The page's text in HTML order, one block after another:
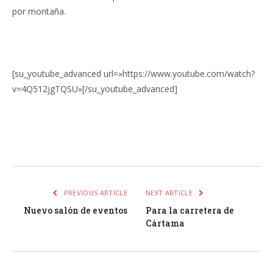
por montaña.
[su_youtube_advanced url=»https://www.youtube.com/watch?
v=4Q512jgTQSU»[/su_youtube_advanced]
PREVIOUS ARTICLE
Nuevo salón de eventos
NEXT ARTICLE
Para la carretera de
Cártama